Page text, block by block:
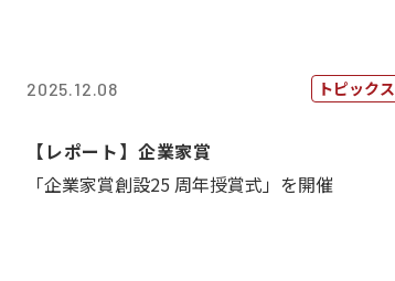
2025.12.08 トピックス
【レポート】企業家賞
「企業家賞創設25 周年授賞式」を開催